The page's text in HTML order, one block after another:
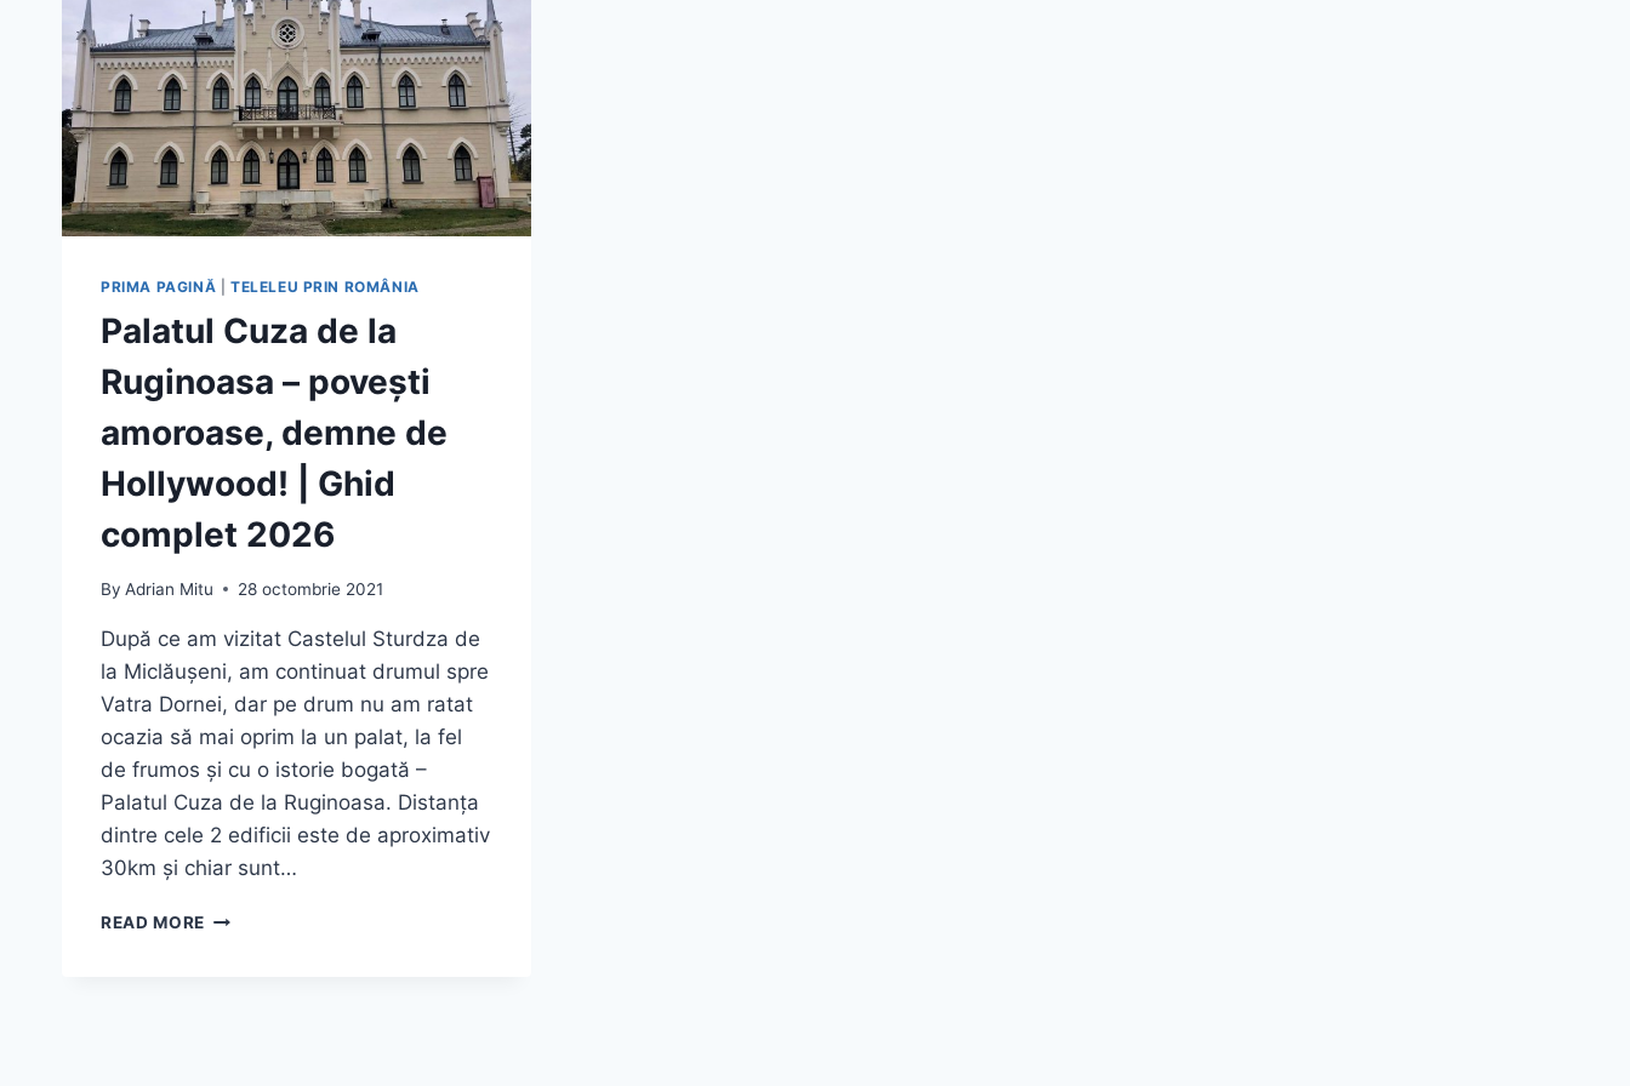
PRIMA PAGINĂ TELELEU PRIN ROMÂNIA
Palatul Cuza de la
Ruginoasa – povești
amoroase, demne de
Hollywood! | Ghid
complet 2026
By Adrian Mitu 28 octombrie 2021
După ce am vizitat Castelul Sturdza de
la Miclăușeni, am continuat drumul spre
Vatra Dornei, dar pe drum nu am ratat
ocazia să mai oprim la un palat, la fel
de frumos și cu o istorie bogată –
Palatul Cuza de la Ruginoasa. Distanța
dintre cele 2 edificii este de aproximativ
30km și chiar sunt…
READ MORE PALATUL